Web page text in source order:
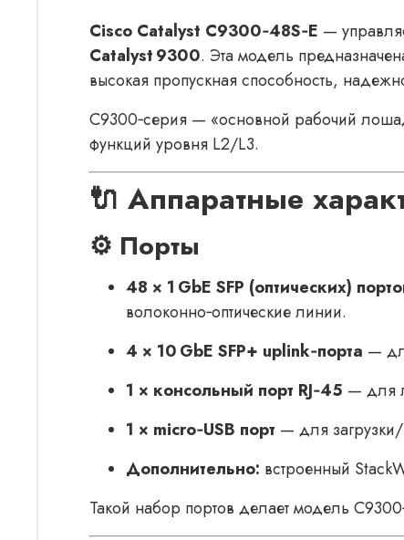
Cisco Catalyst C9300‑48S‑E —
Catalyst 9300. Эта модель
высокая пропускная способность,
C9300‑серия — «основной рабочий
функций уровня L2/L3.
🔌 Аппаратные
⚙️ Порты
48 × 1 GbE SFP (оптических)
волоконно‑оптические линии.
4 × 10 GbE SFP+ uplink‑порта —
1 × консольный порт RJ‑45 — для
1 × micro‑USB порт — для
Дополнительно: встроенный
Такой набор портов делает модель